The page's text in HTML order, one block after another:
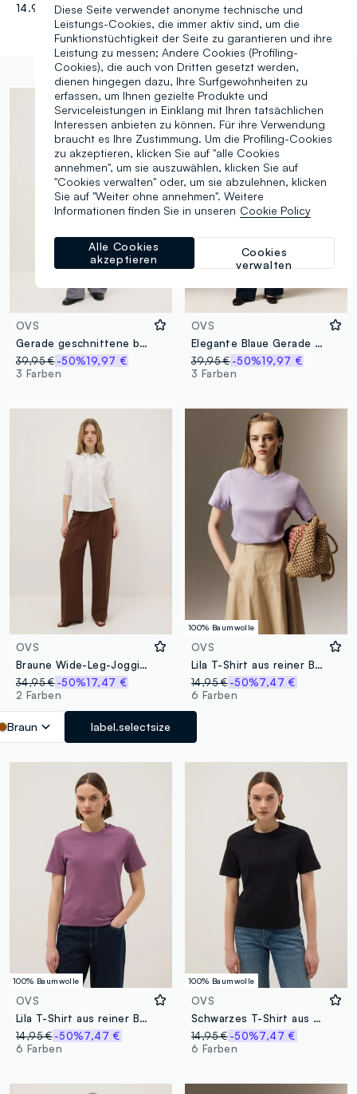
OVS
Gerade geschnittene bunte Streifenhose mit bequemem Sitz
39,95 €-50%19,97 €
3 Farben
OVS
Elegante Blaue Gerade Hose
39,95 € -50%19,97 €
3 Farben
OVS
Braune Wide-Leg-Jogginghose in Lyocell- und Viskosemischung
34,95 €-50%17,47 €
2 Farben
Braun label.selectsize
100% Baumwolle
OVS
Lila T-Shirt aus reiner Baumwolle im entspannten Schnitt
14,95 € -50%7,47 €
6 Farben
100% Baumwolle
OVS
Lila T-Shirt aus reiner Baumwolle mit entspanntem Schnitt
14,95 €-50%7,47 €
6 Farben
100% Baumwolle
OVS
Schwarzes T-Shirt aus reiner Baumwolle, entspannte Passform
14,95 € -50%7,47 €
6 Farben
14.95 EURDiese Seite verwendet anonyme technische und
Leistungs-Cookies, die immer aktiv sind, um die
Funktionstüchtigkeit der Seite zu garantieren und ihre
Leistung zu messen; Andere Cookies (Profiling-
Cookies), die auch von Dritten gesetzt werden,
dienen hingegen dazu, Ihre Surfgewohnheiten zu
erfassen, um Ihnen gezielte Produkte und
Serviceleistungen in Einklang mit Ihren tatsächlichen
Interessen anbieten zu können. Für ihre Verwendung
braucht es Ihre Zustimmung. Um die Profiling-Cookies
zu akzeptieren, klicken Sie auf "alle Cookies
annehmen", um sie auszuwählen, klicken Sie auf
"Cookies verwalten" oder, um sie abzulehnen, klicken
Sie auf "Weiter ohne annehmen". Weitere
Informationen finden Sie in unseren Cookie Policy
Cookies
verwalten
Alle Cookies
akzeptieren